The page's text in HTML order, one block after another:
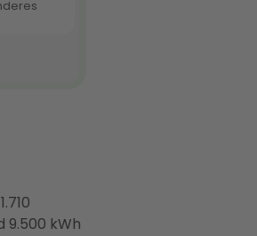
9.500 kWh